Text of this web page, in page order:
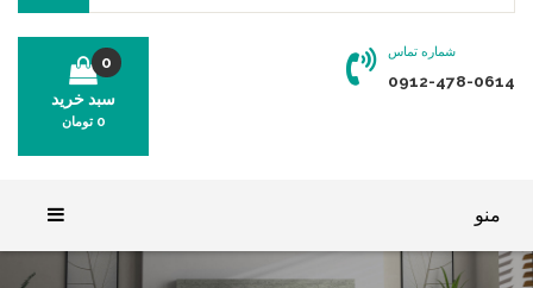
شماره تماس
0912-478-0614
سبد خرید
0
0 تومان
منو
خانه